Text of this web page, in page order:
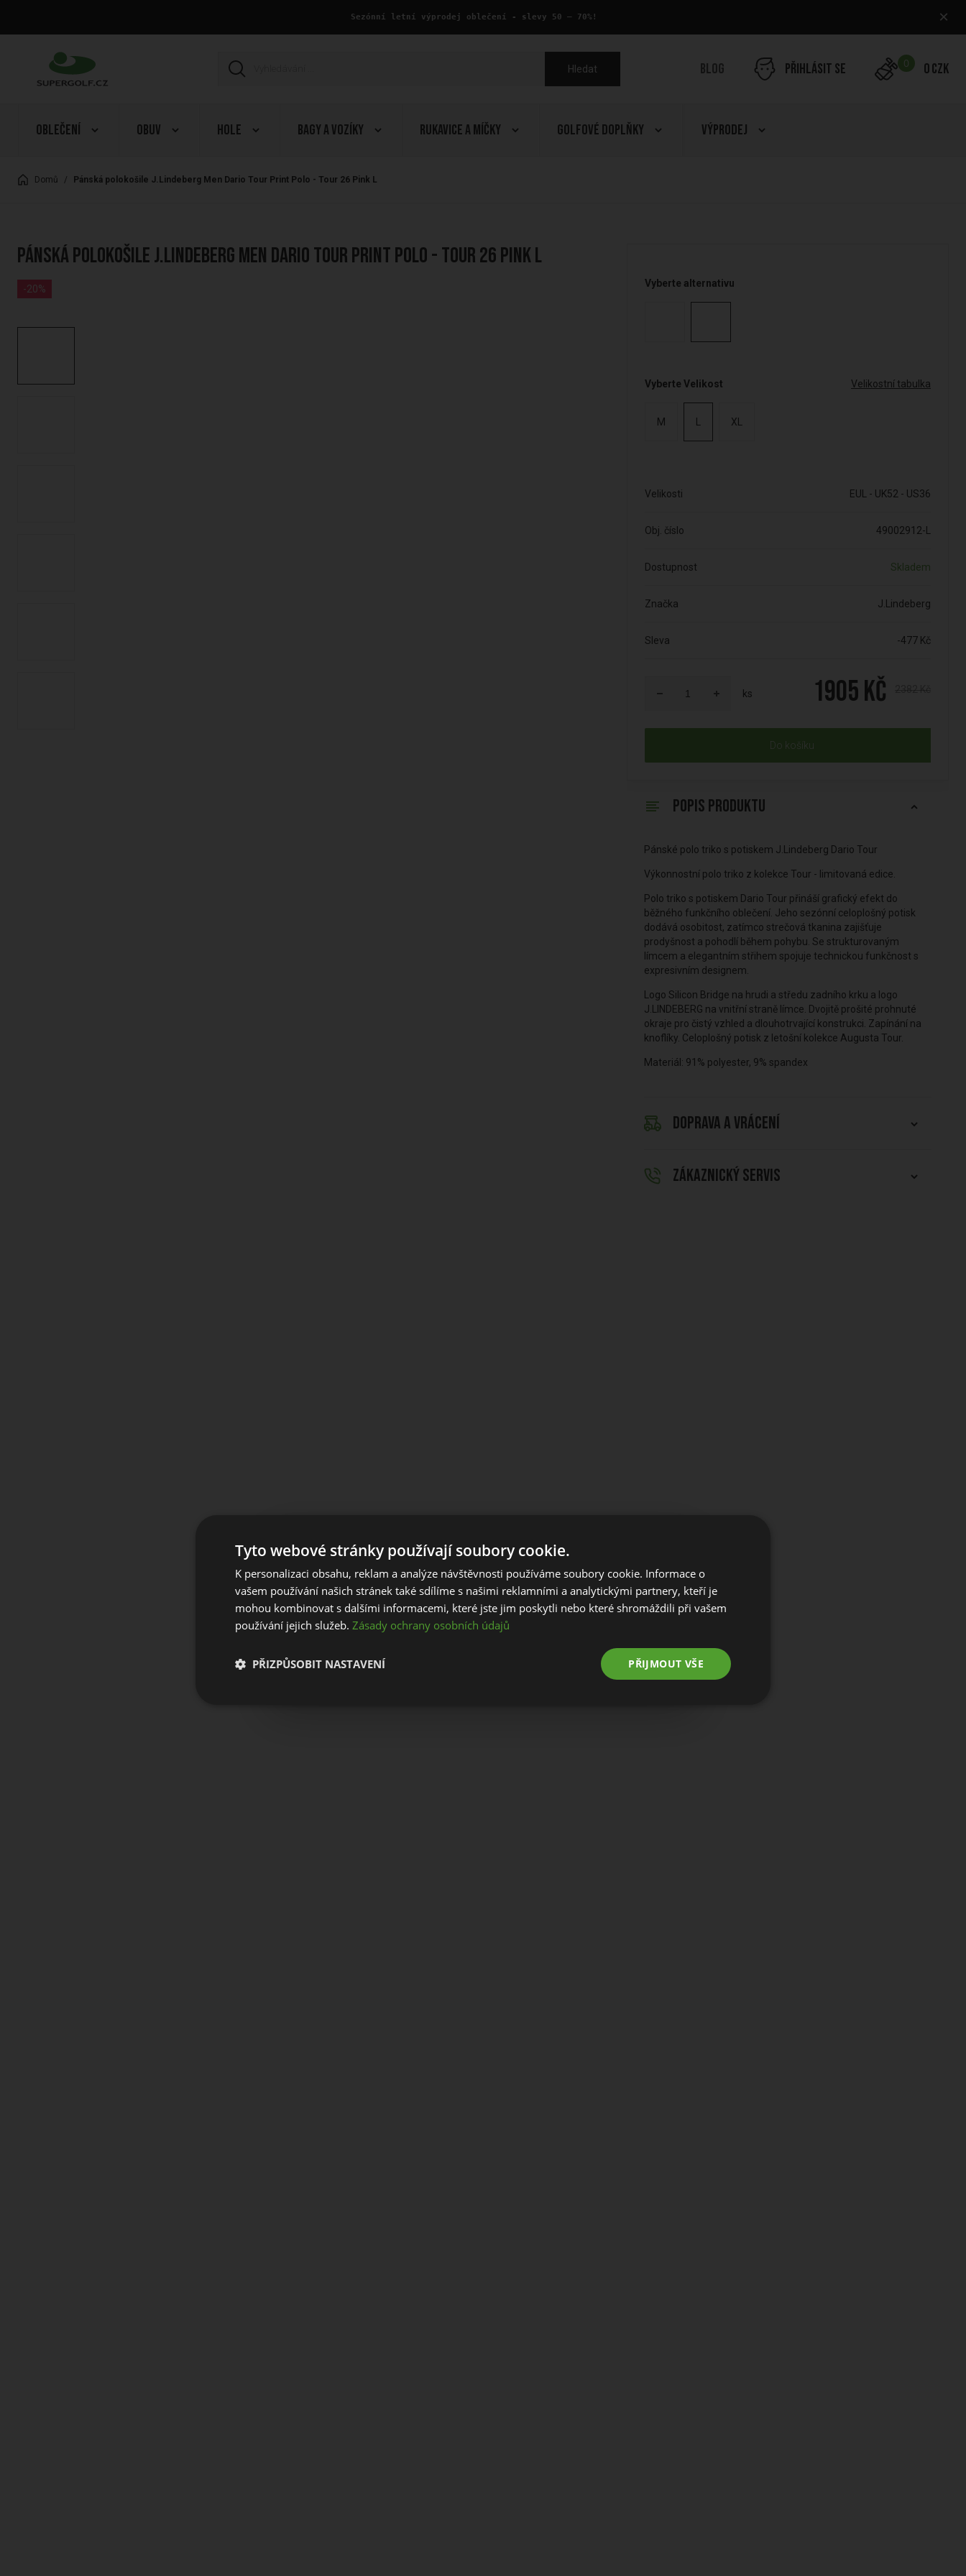
Sezónní letní výprodej oblečení - slevy 50 – 70%! ×
Hledat Blog Přihlásit se 0 0 CZK
Oblečení Obuv Hole Bagy a Vozíky Rukavice a Míčky Golfové doplňky Výprodej
Domů / Pánská polokošile J.Lindeberg Men Dario Tour Print Polo - Tour 26 Pink L
Pánská polokošile J.Lindeberg Men Dario Tour Print Polo - Tour 26 Pink L
-20% Vyberte alternativu
Vyberte Velikost Velikostní tabulka
M XL
Velikosti EUL - UK52 - US36
Obj. číslo 49002912-L
Dostupnost Skladem
Značka J.Lindeberg
Sleva -477 Kč
ks 1905 Kč 2382 Kč
Do košíku
POPIS PRODUKTU
Pánské polo triko s potiskem J.Lindeberg Dario Tour
Výkonnostní polo triko z kolekce Tour - limitovaná edice.
Polo triko s potiskem Dario Tour přináší grafický efekt do
běžného funkčního oblečení. Jeho sezónní celoplošný potisk
dodává osobitost, zatímco strečová tkanina zajišťuje
prodyšnost a pohodlí během pohybu. Se strukturovaným
límcem a elegantním střihem spojuje technickou funkčnost s
expresivním designem.
Logo Silicon Bridge na hrudi a středu zadního krku a logo
J.LINDEBERG na vnitřní straně límce. Dvojitě prošité prohnuté
okraje pro čistý vzhled a dlouhotrvající konstrukci. Zapínání na
knoflíky. Celoplošný potisk z letošní kolekce Augusta Tour.
Materiál: 91% polyester, 9% spandex
DOPRAVA A VRÁCENÍ
ZÁKAZNICKÝ SERVIS
Notice
For European orders outside Slovakia and Czech Republic, please use our
European website.
Go to European website
Tyto webové stránky používají soubory cookie.
K personalizaci obsahu, reklam a analýze návštěvnosti používáme soubory cookie. Informace o
vašem používání našich stránek také sdílíme s našimi reklamními a analytickými partnery, kteří je
mohou kombinovat s dalšími informacemi, které jste jim poskytli nebo které shromáždili při vašem
používání jejich služeb. Zásady ochrany osobních údajů
PŘIJMOUT VŠE
PŘIZPŮSOBIT NASTAVENÍ